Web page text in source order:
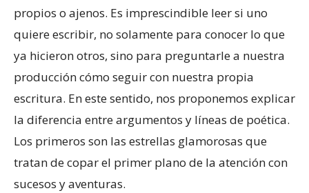
propios o ajenos. Es imprescindible leer si uno
quiere escribir, no solamente para conocer lo que
ya hicieron otros, sino para preguntarle a nuestra
producción cómo seguir con nuestra propia
escritura. En este sentido, nos proponemos explicar
la diferencia entre argumentos y líneas de poética.
Los primeros son las estrellas glamorosas que
tratan de copar el primer plano de la atención con
sucesos y aventuras.